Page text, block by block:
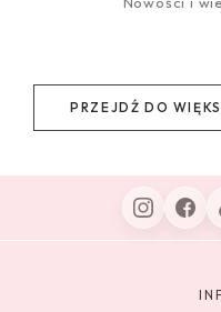
PRZEJDŹ DO